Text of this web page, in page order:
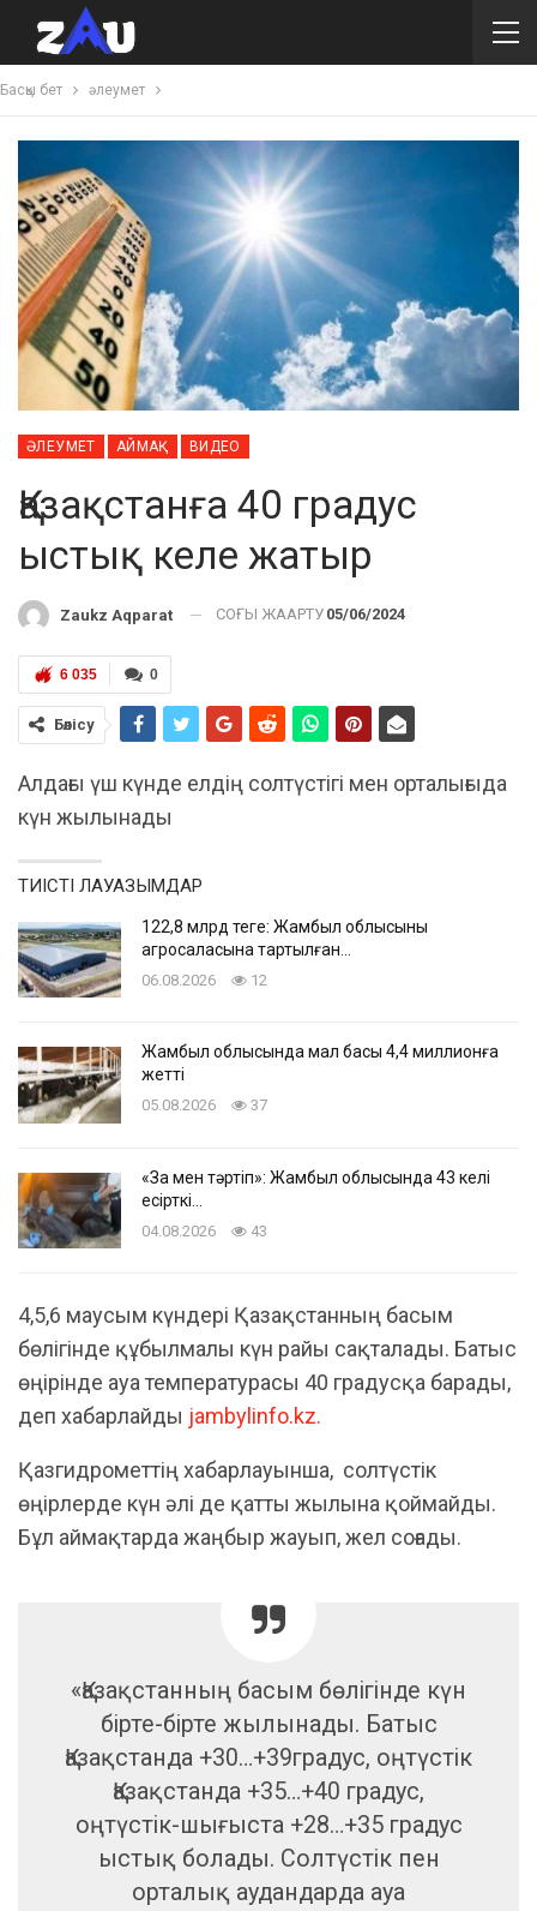
Басқы бет әлеумет
ӘЛЕУМЕТ АЙМАҚ ВИДЕО
Қазақстанға 40 градус
ыстық келе жатыр
Zaukz Aqparat СОҢҒЫ ЖАҢАРТУ 05/06/2024
0
6 035
Бөлісу
Алдағы үш күнде елдің солтүстігі мен орталығыда
күн жылынады
ТИІСТІ ЛАУАЗЫМДАР
122,8 млрд теңге: Жамбыл облысының
агросаласына тартылған…
06.08.2026 12
Жамбыл облысында мал басы 4,4 миллионға
жетті
05.08.2026 37
«Заң мен тәртіп»: Жамбыл облысында 43 келі
есірткі…
04.08.2026 43
4,5,6 маусым күндері Қазақстанның басым
бөлігінде құбылмалы күн райы сақталады. Батыс
өңірінде ауа температурасы 40 градусқа барады,
деп хабарлайды jambylinfo.kz.
Қазгидрометтің хабарлауынша, солтүстік
өңірлерде күн әлі де қатты жылына қоймайды.
Бұл аймақтарда жаңбыр жауып, жел соғады.
«Қазақстанның басым бөлігінде күн
бірте-бірте жылынады. Батыс
Қазақстанда +30…+39градус, оңтүстік
Қазақстанда +35…+40 градус,
оңтүстік-шығыста +28…+35 градус
ыстық болады. Солтүстік пен
орталық аудандарда ауа